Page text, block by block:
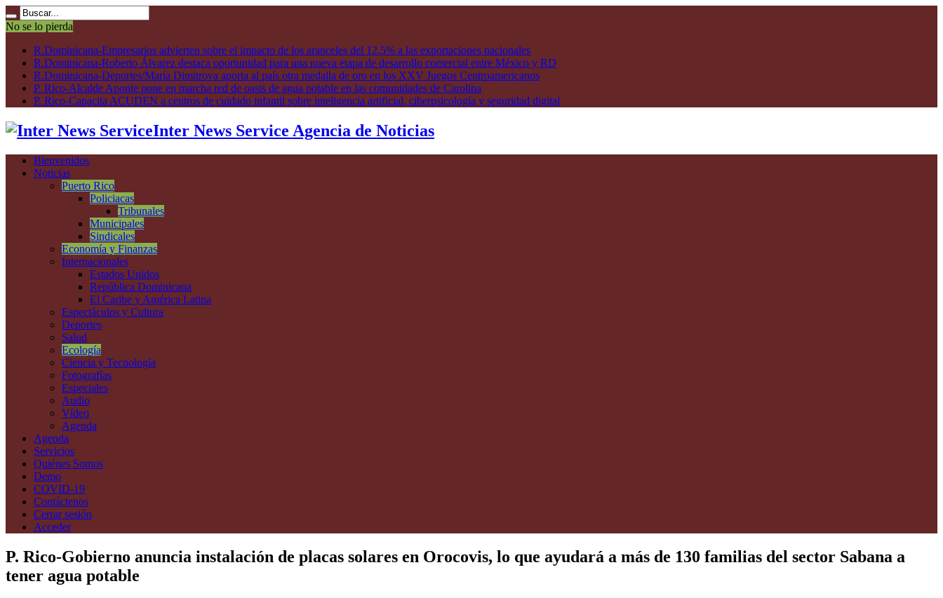
No se lo pierda
R.Dominicana-Empresarios advierten sobre el impacto de los aranceles del 12.5% a las exportaciones nacionales
R.Dominicana-Roberto Álvarez destaca oportunidad para una nueva etapa de desarrollo comercial entre México y RD
R.Dominicana-Deportes/María Dimitrova aporta al país otra medalla de oro en los XXV Juegos Centroamericanos
P. Rico-Alcalde Aponte pone en marcha red de oasis de agua potable en las comunidades de Carolina
P. Rico-Capacita ACUDEN a centros de cuidado infantil sobre inteligencia artificial, ciberpsicología y seguridad digital
Inter News Service Agencia de Noticias
Bienvenidos
Noticias
Puerto Rico
Policiacas
Tribunales
Municipales
Sindicales
Economía y Finanzas
Internacionales
Estados Unidos
República Dominicana
El Caribe y América Latina
Espectáculos y Cultura
Deportes
Salud
Ecología
Ciencia y Tecnología
Fotografías
Especiales
Audio
Vídeo
Agenda
Agenda
Servicios
Quiénes Somos
Demo
COVID-19
Contáctenos
Cerrar sesión
Acceder
P. Rico-Gobierno anuncia instalación de placas solares en Orocovis, lo que ayudará a más de 130 familias del sector Sabana a
tener agua potable